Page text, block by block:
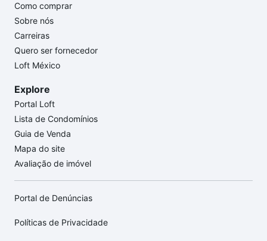
Como comprar
Sobre nós
Carreiras
Quero ser fornecedor
Loft México
Explore
Portal Loft
Lista de Condomínios
Guia de Venda
Mapa do site
Avaliação de imóvel
Portal de Denúncias
Políticas de Privacidade